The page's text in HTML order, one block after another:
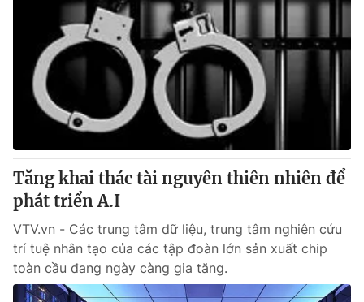
Theo dõi báo trên
Cơ quan chủ quản:Đài Truyền hình Việt Nam
Cơ quan báo chí:
Thời báo VTV
Giấy phép hoạt động báo in và báo điện tử số 483/GP-BTTTT
cấp ngày 29/12/2023
Tổng Biên tập:Vũ Thanh Thủy
Phó Tổng Biên tập:Nguyễn Thị Mỹ Hạnh, Phạm Quốc Thắng,
Nguyễn Trọng Ninh
Tổng đài VTV:024.38 355 931 - 024.38 355 932
Ðiện thoại Thời báo VTV:
024.66 897 897
Email:toasoan@vtv.vn
Liên hệ quảng cáo:024-7300.7108
Tăng khai thác tài nguyên thiên nhiên để
phát triển A.I
VTV.vn - Các trung tâm dữ liệu, trung tâm nghiên cứu
trí tuệ nhân tạo của các tập đoàn lớn sản xuất chip
toàn cầu đang ngày càng gia tăng.